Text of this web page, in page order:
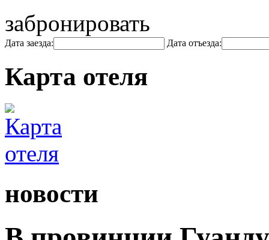
забронировать
Дата заезда: Дата отъезда:
Карта отеля
новости